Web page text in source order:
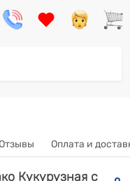
Оплата и
Кукурузная с